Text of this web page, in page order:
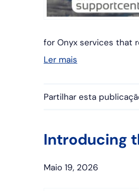
for Onyx services that
Ler mais
Partilhar esta
Introducing
Maio 19, 2026